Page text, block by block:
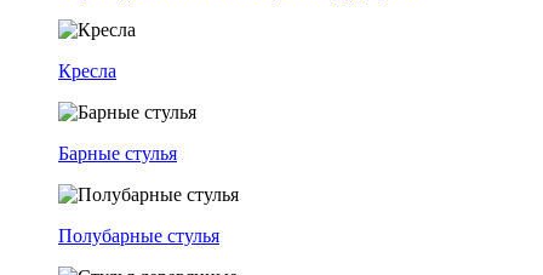
Кресла
Барные стулья
Полубарные стулья